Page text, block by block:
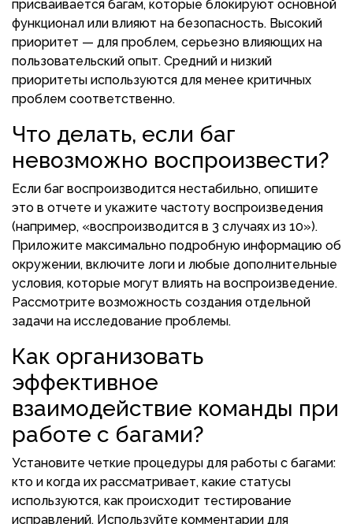
присваивается багам, которые блокируют основной
функционал или влияют на безопасность. Высокий
приоритет — для проблем, серьезно влияющих на
пользовательский опыт. Средний и низкий
приоритеты используются для менее критичных
проблем соответственно.
Что делать, если баг
невозможно воспроизвести?
Если баг воспроизводится нестабильно, опишите
это в отчете и укажите частоту воспроизведения
(например, «воспроизводится в 3 случаях из 10»).
Приложите максимально подробную информацию об
окружении, включите логи и любые дополнительные
условия, которые могут влиять на воспроизведение.
Рассмотрите возможность создания отдельной
задачи на исследование проблемы.
Как организовать
эффективное
взаимодействие команды при
работе с багами?
Установите четкие процедуры для работы с багами:
кто и когда их рассматривает, какие статусы
используются, как происходит тестирование
исправлений. Используйте комментарии для